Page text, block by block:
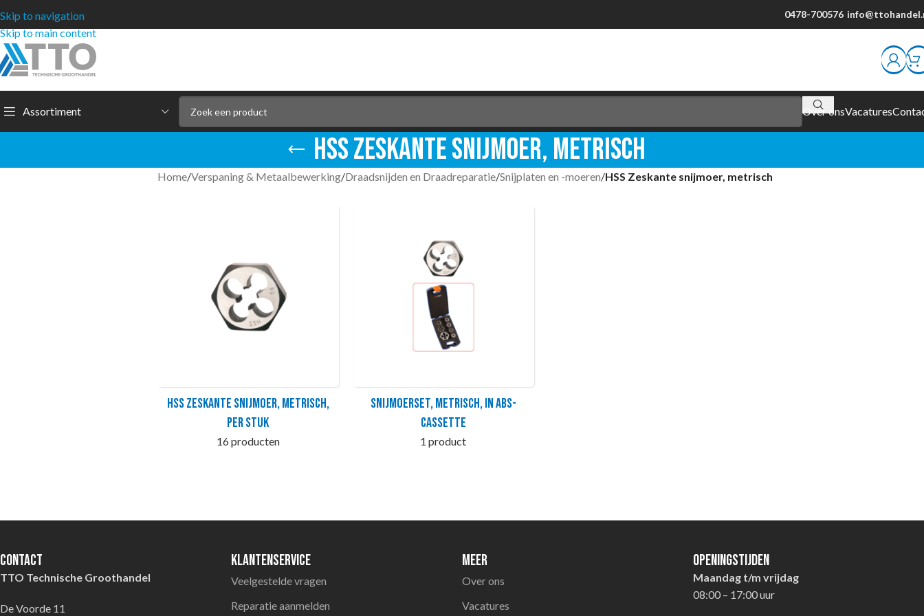
Skip to navigation
Skip to main content
0478-700576
Assortiment Over onsVacatures
HSS Zeskante snijmoer, metrisch
Home/Verspaning & Metaalbewerking/Draadsnijden en Draadreparatie/Snijplaten en -moeren/HSS Zeskante snijmoer, metrisch
HSS Zeskante snijmoer, metrisch,
per stuk
16 producten
Snijmoerset, metrisch, in ABS-
cassette
1 product
Contact
TTO Technische Groothandel
De Voorde 11
Klantenservice
Veelgestelde vragen
Reparatie aanmelden
Meer
Over ons
Vacatures
Openingstijden
Maandag t/m vrijdag
08:00 – 17:00 uur